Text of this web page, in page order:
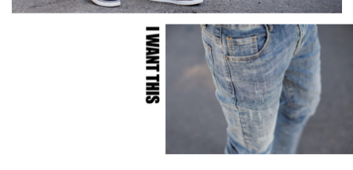
１．透過由恩沛科技股份有限公司提供之「AFTEE先享後付」服務完成之交
權轉讓予恩沛科技股份有限公司。
２．關於個人資料處理事宜，請瀏覽以下網址：
３．未成年的使用者請事先徵得法定代理人或監護人之同意方可使用
「AFTEE先享後付」，若未經同意申辦者引起之損失，本公司不負相關責
４．使用「AFTEE先享後付」時，將依據個別帳號之用戶狀況，依本公司即
時審查核予不同之上限額度；若仍有額度不足之情形，本公司將視審查結果
每筆NT$120，滿NT$3,000(含以上)免運費